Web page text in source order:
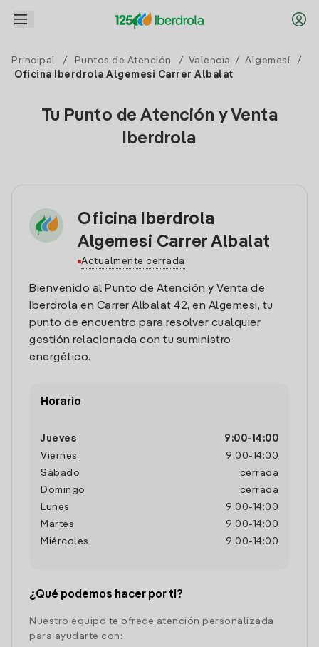
Principal / Puntos de Atención / Valencia / Algemesí
/
Oficina Iberdrola Algemesi Carrer Albalat
Tu Punto de Atención y Venta
Iberdrola
Oficina Iberdrola
Algemesi Carrer Albalat
Actualmente cerrada
Bienvenido al Punto de Atención y Venta de
Iberdrola en Carrer Albalat 42, en Algemesi, tu
punto de encuentro para resolver cualquier
gestión relacionada con tu suministro
energético.
Horario
Jueves 9:00- 14:00
Viernes
9:00- 14:00
Sábado
cerrada
Domingo
cerrada
Lunes
9:00- 14:00
Martes
9:00- 14:00
Miércoles
9:00- 14:00
¿Qué podemos hacer por ti?
Nuestro equipo te ofrece atención personalizada
para ayudarte con: